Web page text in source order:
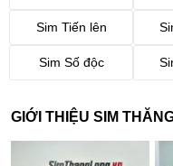
Sim Tiến lên
Sim Số độc
GIỚI THIỆU SIM